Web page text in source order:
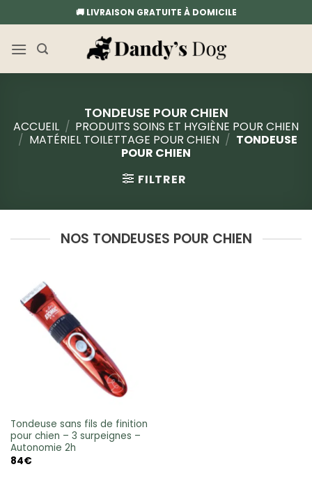
au
contenu
🚚 LIVRAISON GRATUITE À DOMICILE
TONDEUSE POUR CHIEN
ACCUEIL / PRODUITS SOINS ET HYGIÈNE POUR CHIEN
/ MATÉRIEL TOILETTAGE POUR CHIEN / TONDEUSE
POUR CHIEN
FILTRER
NOS TONDEUSES POUR CHIEN
Tondeuse sans fils de finition
pour chien – 3 surpeignes –
Autonomie 2h
84€